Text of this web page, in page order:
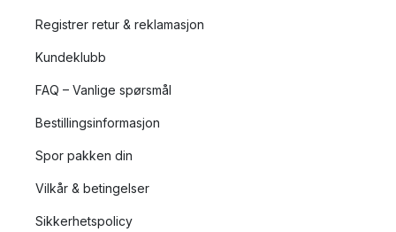
Registrer retur & reklamasjon
Kundeklubb
FAQ – Vanlige spørsmål
Bestillingsinformasjon
Spor pakken din
Vilkår & betingelser
Sikkerhetspolicy